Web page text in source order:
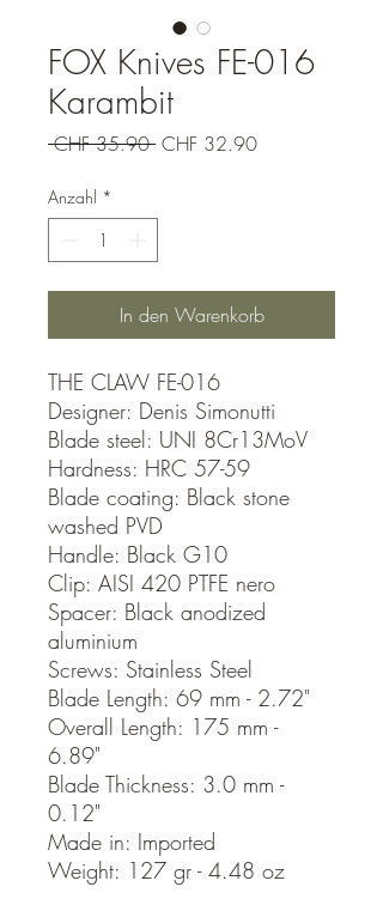
FOX Knives FE-016
Karambit
CHF 35.90 Standardpreis
CHF 32.90Sale-
Anzahl *
In den Warenkorb
THE CLAW FE-016
Designer: Denis Simonutti
Blade steel: UNI 8Cr13MoV
Hardness: HRC 57-59
Blade coating: Black stone
washed PVD
Handle: Black G10
Clip: AISI 420 PTFE nero
Spacer: Black anodized
aluminium
Screws: Stainless Steel
Blade Length: 69 mm - 2.72"
Overall Length: 175 mm -
6.89"
Blade Thickness: 3.0 mm -
0.12"
Made in: Imported
Weight: 127 gr - 4.48 oz